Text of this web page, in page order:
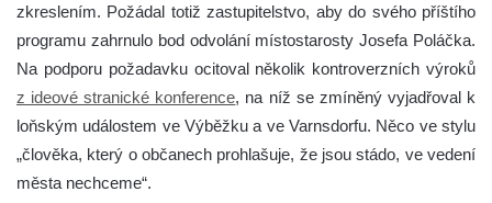
zkreslením. Požádal totiž zastupitelstvo, aby do svého příštího
programu zahrnulo bod odvolání místostarosty Josefa Poláčka.
Na podporu požadavku ocitoval několik kontroverzních výroků
z ideové stranické konference, na níž se zmíněný vyjadřoval k
loňským událostem ve Výběžku a ve Varnsdorfu. Něco ve stylu
„člověka, který o občanech prohlašuje, že jsou stádo, ve vedení
města nechceme“.